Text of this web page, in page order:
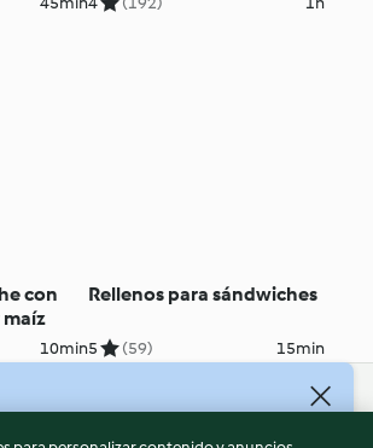
con
10min
Rellenos para sándwiches
5 (59) 15min